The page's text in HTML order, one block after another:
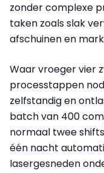
zonder complexe
taken zoals slak
afschuinen en
Waar vroeger vier
processtappen
zelfstandig en
batch van 400
normaal twee
één nacht
lasergesneden